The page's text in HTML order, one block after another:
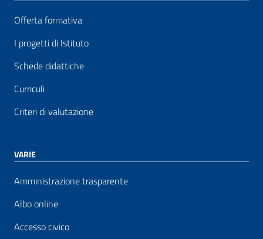
Offerta formativa
I progetti di Istituto
Schede didattiche
Curriculi
Criteri di valutazione
VARIE
Amministrazione trasparente
Albo online
Accesso civico